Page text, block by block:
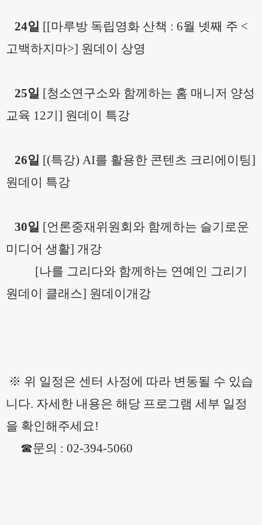
24일 [[마루방 독립영화 산책 : 6월 넷째 주 <
고백하지마>] 원데이 상영
25일 [청소연구소와 함께하는 홈 매니저 양성
교육 12기] 원데이 특강
26일 [(특강) AI를 활용한 콘텐츠 크리에이팅]
원데이 특강
30일 [언론중재위원회와 함께하는 슬기로운
미디어 생활] 개강
[나를 그리다와 함께하는 연예인 그리기
원데이 클래스] 원데이개강
※ 위 일정은 센터 사정에 따라 변동될 수 있습
니다. 자세한 내용은 해당 프로그램 세부 일정
을 확인해주세요!
☎문의 : 02-394-5060